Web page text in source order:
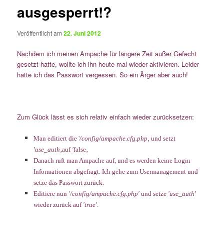
ausgesperrt!?
Veröffentlicht am22. Juni 2012
Nachdem ich meinen Ampache für längere Zeit außer Gefecht
gesetzt hatte, wollte ich ihn heute mal wieder aktivieren. Leider
hatte ich das Passwort vergessen. So ein Ärger aber auch!
Zum Glück lässt es sich relativ einfach wieder zurücksetzen:
Man editiert die '/config/ampache.cfg.php‚ und setzt
'use_auth‚auf 'false‚
Danach ruft man Ampache auf, und es werden keine Login
Informationen abgefragt. Ich gehe zum Usermanagement und
setze das Passwort zurück.
Editiere nun '/config/ampache.cfg.php' und setze 'use_auth'
wieder zurück auf 'true'.